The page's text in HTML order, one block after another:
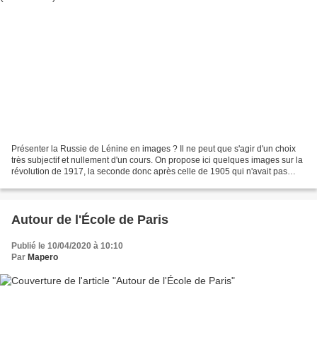
Présenter la Russie de Lénine en images ? Il ne peut que s'agir d'un choix
très subjectif et nullement d'un cours. On propose ici quelques images sur la
révolution de 1917, la seconde donc après celle de 1905 qui n'avait pas
Autour de l'École de Paris
Publié le 10/04/2020 à 10:10
Par Mapero